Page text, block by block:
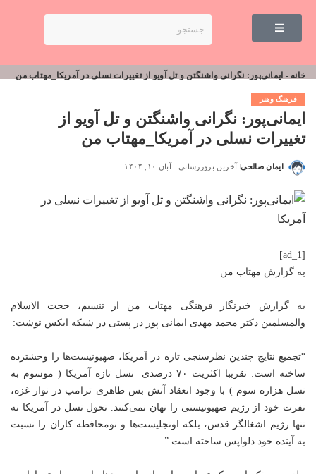
خانه - ایمانی‌پور: نگرانی واشنگتن و تل آویو از تغییرات نسلی در آمریکا_مهتاب من
فرهنگ وهنر
ایمانی‌پور: نگرانی واشنگتن و تل آویو از
تغییرات نسلی در آمریکا_مهتاب من
ایمان صالحی آخرین بروزرسانی : آبان ۱۰, ۱۴۰۴
[ad_1]
به گزارش مهتاب من
به گزارش خبرنگار فرهنگی مهتاب من از تنسیم، حجت الاسلام
والمسلمین دکتر محمد مهدی ایمانی پور در پستی در شبکه ایکس نوشت:
“تجمیع نتایج چندین نظرسنجی تازه در آمریکا، صهیونیست‌ها را وحشتزده
ساخته است: تقریبا اکثریت ۷۰ درصدی نسل تازه آمریکا ( موسوم به
نسل هزاره سوم ) با وجود انعقاد آتش بس ظاهری ترامپ در نوار غزه،
نفرت خود از رژیم صهیونیستی را نهان نمی‌کنند. تحول نسل در آمریکا نه
تنها رژیم اشغالگر قدس، بلکه اونجلیست‌ها و نومحافظه کاران را نسبت
به آینده خود دلواپس ساخته است.”